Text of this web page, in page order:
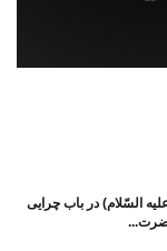
السّلام) در باب چرایی